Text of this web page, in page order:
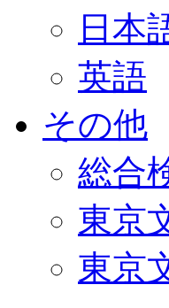
日本
英語
その他
総合
東京
東京